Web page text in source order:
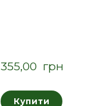
355,00  грн
Купити